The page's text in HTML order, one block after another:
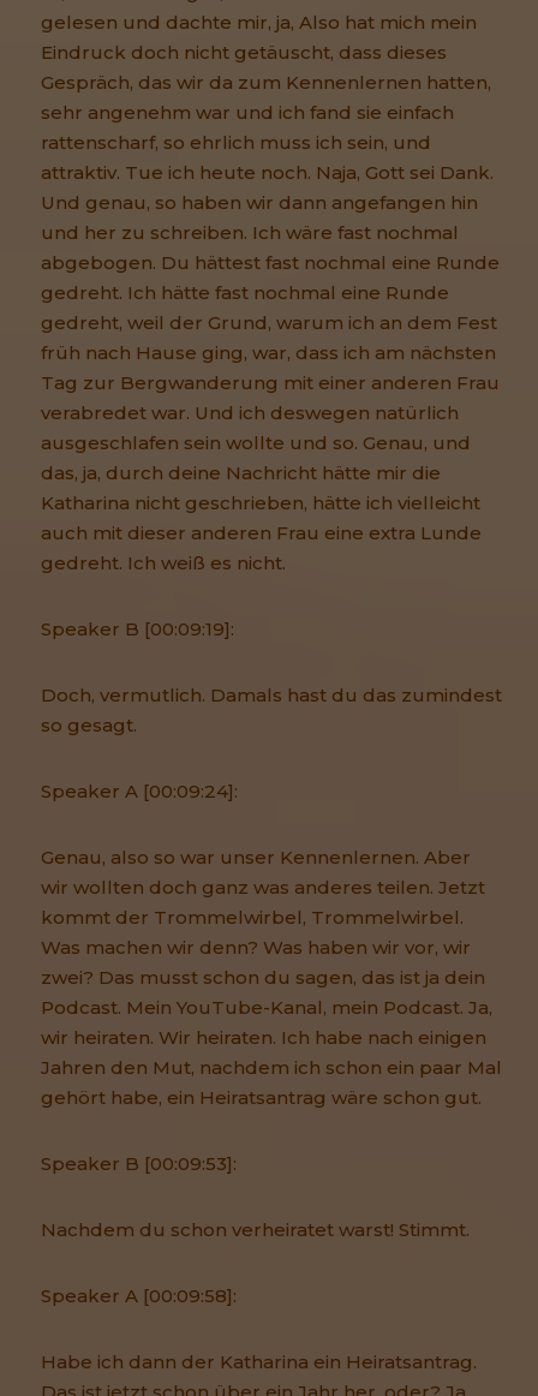
gelesen und dachte mir, ja, Also hat mich mein
Eindruck doch nicht getäuscht, dass dieses
Gespräch, das wir da zum Kennenlernen hatten,
sehr angenehm war und ich fand sie einfach
rattenscharf, so ehrlich muss ich sein, und
attraktiv. Tue ich heute noch. Naja, Gott sei Dank.
Und genau, so haben wir dann angefangen hin
und her zu schreiben. Ich wäre fast nochmal
abgebogen. Du hättest fast nochmal eine Runde
gedreht. Ich hätte fast nochmal eine Runde
gedreht, weil der Grund, warum ich an dem Fest
früh nach Hause ging, war, dass ich am nächsten
Tag zur Bergwanderung mit einer anderen Frau
verabredet war. Und ich deswegen natürlich
ausgeschlafen sein wollte und so. Genau, und
das, ja, durch deine Nachricht hätte mir die
Katharina nicht geschrieben, hätte ich vielleicht
auch mit dieser anderen Frau eine extra Lunde
gedreht. Ich weiß es nicht.
Speaker B [00:09:19]:
Doch, vermutlich. Damals hast du das zumindest
so gesagt.
Speaker A [00:09:24]:
Genau, also so war unser Kennenlernen. Aber
wir wollten doch ganz was anderes teilen. Jetzt
kommt der Trommelwirbel, Trommelwirbel.
Was machen wir denn? Was haben wir vor, wir
zwei? Das musst schon du sagen, das ist ja dein
Podcast. Mein YouTube-Kanal, mein Podcast. Ja,
wir heiraten. Wir heiraten. Ich habe nach einigen
Jahren den Mut, nachdem ich schon ein paar Mal
gehört habe, ein Heiratsantrag wäre schon gut.
Speaker B [00:09:53]:
Nachdem du schon verheiratet warst! Stimmt.
Speaker A [00:09:58]:
Habe ich dann der Katharina ein Heiratsantrag.